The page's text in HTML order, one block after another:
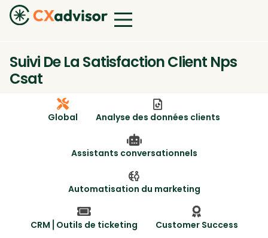
Suivi De La Satisfaction Client Nps
Csat
Global Analyse des données clients
Assistants conversationnels
Automatisation du marketing
CRM ⎜Outils de ticketing Customer Success